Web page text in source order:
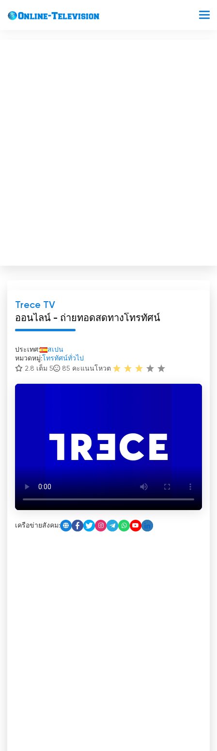
Trece TV
ออนไลน์ - ถ่ายทอดสดทางโทรทัศน์
ประเทศ:
สเปน
หมวดหมู่: โทรทัศน์ทั่วไป
2.8 เต็ม 5
85 คะแนนโหวต
เครือข่ายสังคม: